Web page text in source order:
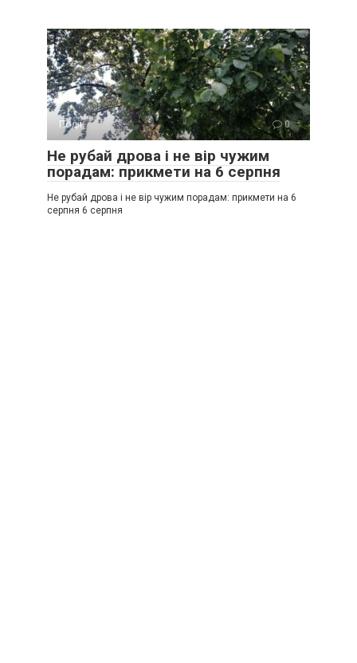
Події 0
Не рубай дрова і не вір чужим
порадам: прикмети на 6 серпня
Не рубай дрова і не вір чужим порадам: прикмети на 6
серпня 6 серпня